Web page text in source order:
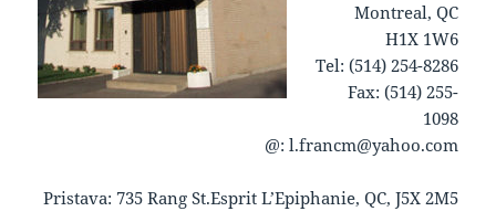
Montreal, QC
H1X 1W6
Tel: (514) 254-8286
Fax: (514) 255-
1098
@: l.francm@yahoo.com
Pristava: 735 Rang St.Esprit L’Epiphanie, QC, J5X 2M5